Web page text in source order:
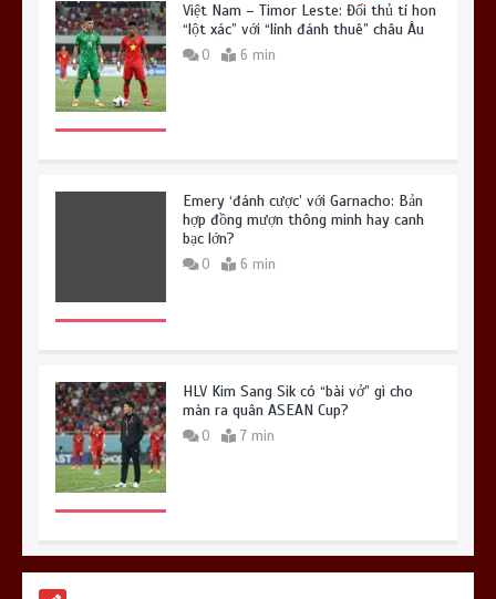
Việt Nam – Timor Leste: Đối thủ tí hon
“lột xác” với “lính đánh thuê” châu Âu
0 6 min
Emery ‘đánh cược’ với Garnacho: Bản
hợp đồng mượn thông minh hay canh
bạc lớn?
0 6 min
HLV Kim Sang Sik có “bài vở” gì cho
màn ra quân ASEAN Cup?
0 7 min